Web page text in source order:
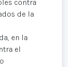
contra
de la
en la
el